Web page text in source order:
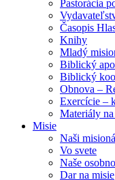
Pastorácia
Časopis
Knihy
Mladý
Biblický
Biblický
Obnova –
Exercície –
Materiály
Misie
Naši
Vo svete
Naše
Dar na misie